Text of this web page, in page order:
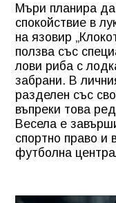
Мъри планира да
спокойствие в
на язовир
ползва със
лови риба с
забрани. В
разделен със
въпреки това
Весела е
спортно право и
футболна